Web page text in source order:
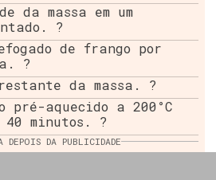
da massa em um
?️
de frango por
?
da massa. ?
pré-aquecido a 200°C
minutos. ?
DEPOIS DA PUBLICIDADE